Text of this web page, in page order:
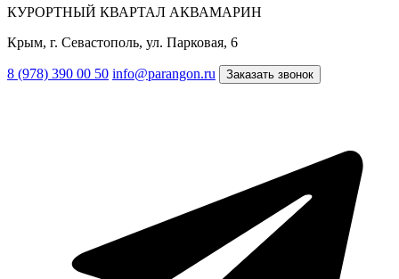
КУРОРТНЫЙ КВАРТАЛ АКВАМАРИН
Крым, г. Севастополь, ул. Парковая, 6
8 (978) 390 00 50 info@parangon.ru Заказать звонок